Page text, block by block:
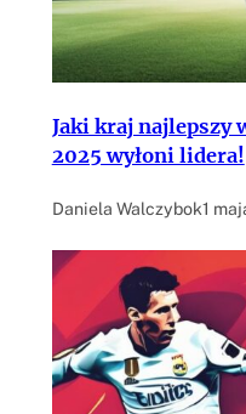
Jaki kraj najlepszy
2025 wyłoni lidera!
Daniela Walczybok1